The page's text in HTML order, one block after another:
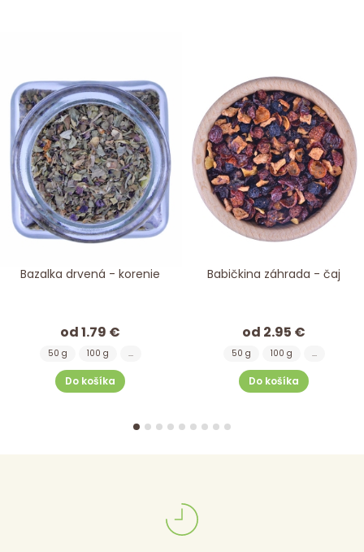
Bazalka drvená - korenie
od 1.79 €
50 g 100 g ...
Do košíka
Babičkina záhrada - čaj
od 2.95 €
50 g 100 g ...
Do košíka